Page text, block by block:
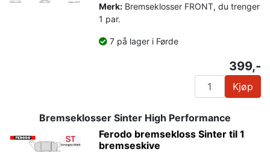
Merk: Bremseklosser FRONT, du trenger
1 par.
7 på lager i Førde
399,-
Kjøp
Bremseklosser Sinter High Performance
Ferodo bremsekloss Sinter til 1
bremseskive